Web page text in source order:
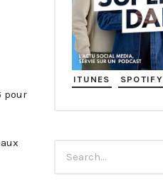
pour
ITUNES SPOTIFY
for: